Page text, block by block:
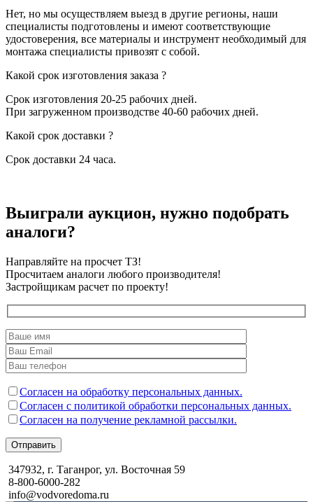
Нет, но мы осуществляем выезд в другие регионы, наши
специалисты подготовлены и имеют соответствующие
удостоверения, все материалы и инструмент необходимый для
монтажа специалисты привозят с собой.
Какой срок изготовления заказа ?
Срок изготовления 20-25 рабочих дней.
При загруженном производстве 40-60 рабочих дней.
Какой срок доставки ?
Срок доставки 24 часа.
Выиграли аукцион, нужно подобрать
аналоги?
Направляйте на просчет ТЗ!
Просчитаем аналоги любого производителя!
Застройщикам расчет по проекту!
Согласен на обработку персональных данных.
Согласен с политикой обработки персональных данных.
Согласен на получение рекламной рассылки.
Отправить
347932, г. Таганрог, ул. Восточная 59
8-800-6000-282
info@vodvoredoma.ru